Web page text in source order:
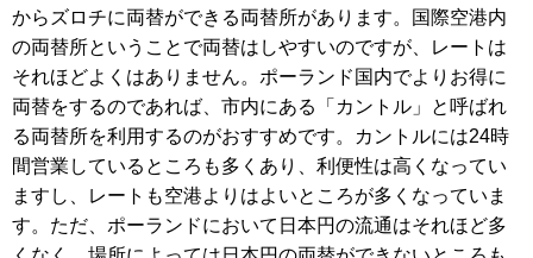
からズロチに両替ができる両替所があります。国際空港内
の両替所ということで両替はしやすいのですが、レートは
それほどよくはありません。ポーランド国内でよりお得に
両替をするのであれば、市内にある「カントル」と呼ばれ
る両替所を利用するのがおすすめです。カントルには24時
間営業しているところも多くあり、利便性は高くなってい
ますし、レートも空港よりはよいところが多くなっていま
す。ただ、ポーランドにおいて日本円の流通はそれほど多